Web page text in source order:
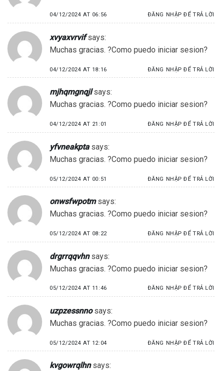
04/12/2024 AT 06:56 ĐĂNG NHẬP ĐỂ TRẢ LỜI
xvyaxvrvif says:
Muchas gracias. ?Como puedo iniciar sesion?
04/12/2024 AT 18:16 ĐĂNG NHẬP ĐỂ TRẢ LỜI
mjhqmgnqjl says:
Muchas gracias. ?Como puedo iniciar sesion?
04/12/2024 AT 21:01 ĐĂNG NHẬP ĐỂ TRẢ LỜI
yfvneakpta says:
Muchas gracias. ?Como puedo iniciar sesion?
05/12/2024 AT 00:51 ĐĂNG NHẬP ĐỂ TRẢ LỜI
onwsfwpotm says:
Muchas gracias. ?Como puedo iniciar sesion?
05/12/2024 AT 08:22 ĐĂNG NHẬP ĐỂ TRẢ LỜI
drgrrqqvhn says:
Muchas gracias. ?Como puedo iniciar sesion?
05/12/2024 AT 11:46 ĐĂNG NHẬP ĐỂ TRẢ LỜI
uzpzessnno says:
Muchas gracias. ?Como puedo iniciar sesion?
05/12/2024 AT 12:04 ĐĂNG NHẬP ĐỂ TRẢ LỜI
kvgowrqlhn says: